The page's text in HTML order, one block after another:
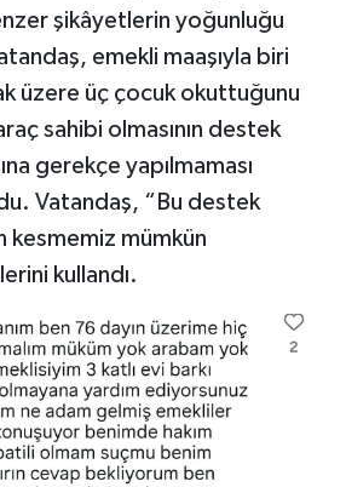
şikâyetlerin yoğunluğu
emekli maaşıyla biri
üzere üç çocuk okuttuğunu
sahibi olmasının destek
gerekçe yapılmaması
Vatandaş, “Bu destek
kesmemiz mümkün
kullandı.